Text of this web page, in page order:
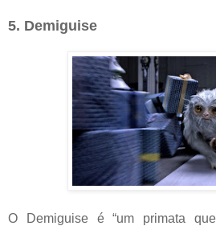
5. Demiguise
O Demiguise é “um primata